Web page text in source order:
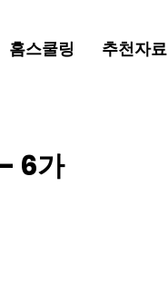
홈스쿨링 추천자료
6가